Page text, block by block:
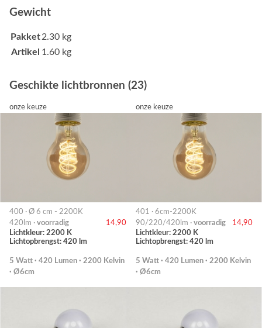
Gewicht
Pakket2.30 kg
Artikel 1.60 kg
Geschikte lichtbronnen (23)
onze keuze
400 · Ø 6 cm - 2200K
420lm · voorradig
14,90
Lichtkleur: 2200 K
Lichtopbrengst: 420 lm
5 Watt · 420 Lumen · 2200 Kelvin
· Ø6cm
onze keuze
401 · 6cm-2200K
90/220/420lm · voorradig
14,90
Lichtkleur: 2200 K
Lichtopbrengst: 420 lm
5 Watt · 420 Lumen · 2200 Kelvin
· Ø6cm